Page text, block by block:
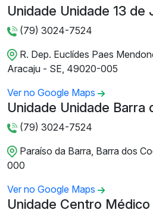
Unidade Unidade 13 de
(79) 3024-7524
R. Dep. Euclídes Paes
Aracaju - SE, 49020-005
Ver no Google Maps
Unidade Unidade Barra
(79) 3024-7524
Paraíso da Barra, Barra dos
000
Ver no Google Maps
Unidade Centro